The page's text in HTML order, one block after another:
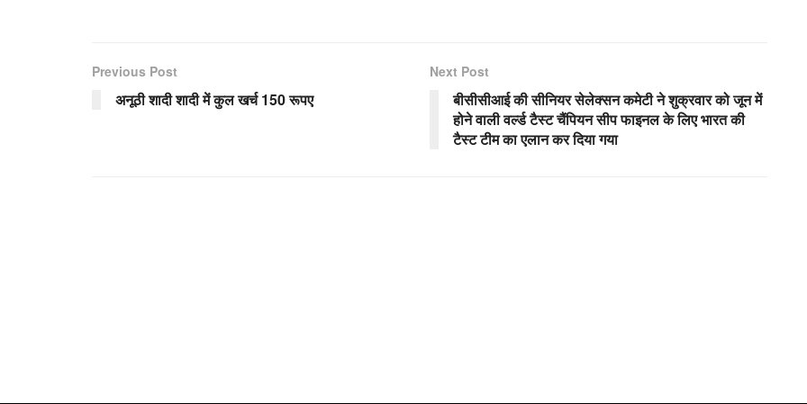
Previous Post
अनूठी शादी शादी में कुल खर्च 150 रूपए
Next Post
बीसीसीआई की सीनियर सेलेक्सन कमेटी ने शुक्रवार को जून में
होने वाली वर्ल्ड टैस्ट चैंपियन सीप फाइनल के लिए भारत की
टैस्ट टीम का एलान कर दिया गया